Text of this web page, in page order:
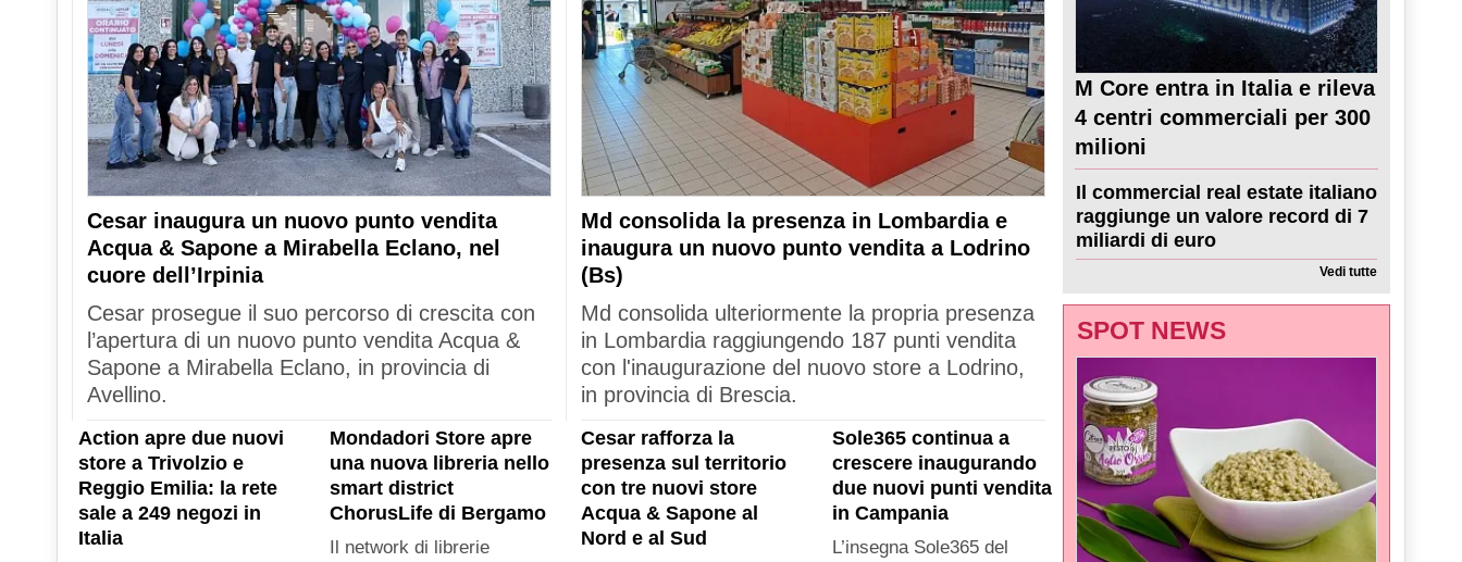
Cesar inaugura un nuovo punto vendita
Acqua & Sapone a Mirabella Eclano, nel
cuore dell’Irpinia
Cesar prosegue il suo percorso di crescita con
l’apertura di un nuovo punto vendita Acqua &
Sapone a Mirabella Eclano, in provincia di
Avellino.
Md consolida la presenza in Lombardia e
inaugura un nuovo punto vendita a Lodrino
(Bs)
Md consolida ulteriormente la propria presenza
in Lombardia raggiungendo 187 punti vendita
con l'inaugurazione del nuovo store a Lodrino,
in provincia di Brescia.
Action apre due nuovi
store a Trivolzio e
Reggio Emilia: la rete
sale a 249 negozi in
Italia
Mondadori Store apre
una nuova libreria nello
smart district
ChorusLife di Bergamo
Il network di librerie
Cesar rafforza la
presenza sul territorio
con tre nuovi store
Acqua & Sapone al
Nord e al Sud
Sole365 continua a
crescere inaugurando
due nuovi punti vendita
in Campania
L’insegna Sole365 del
M Core entra in Italia e rileva
4 centri commerciali per 300
milioni
Il commercial real estate italiano
raggiunge un valore record di 7
miliardi di euro
Vedi tutte
SPOT NEWS